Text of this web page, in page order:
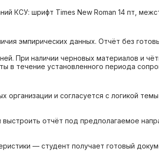
КСУ: шрифт Times New Roman 14 пт,
эмпирических данных. Отчёт без
При наличии черновых материалов и
в течение установленного периода
и согласуется с логикой
отчёт под предполагаемое
— студент получает готовый